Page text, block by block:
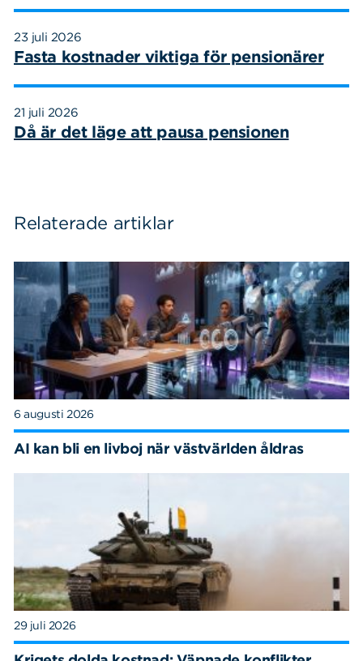
23 juli 2026
Fasta kostnader viktiga för pensionärer
21 juli 2026
Då är det läge att pausa pensionen
Relaterade artiklar
6 augusti 2026
AI kan bli en livboj när västvärlden åldras
29 juli 2026